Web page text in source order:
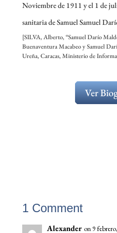
Noviembre de 1911 y el 1 de
sanitaria de Samuel Samuel
[SILVA, Alberto, “Samuel Darío
Buenaventura Macabeo y Samuel
Ureña, Caracas, Ministerio de
Ver
1 Comment
Alexander on 9